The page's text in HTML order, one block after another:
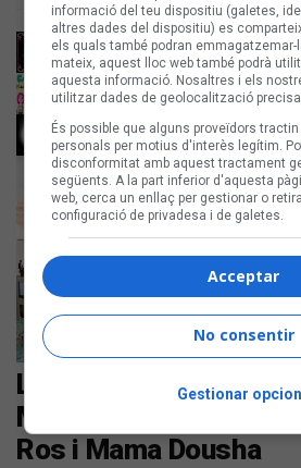
Les noves cançons
Maria Jaume, El Kid,
Ros i Mama Dousha
informació del teu dispositiu (galetes,
altres dades del dispositiu) es
els quals també podran emmagatzemar-
mateix, aquest lloc web també podrà
aquesta informació. Nosaltres i els
utilitzar dades de geolocalització
És possible que alguns proveïdors
personals per motius d'interès legítim.
disconformitat amb aquest tractament
següents. A la part inferior d'aquesta
web, cerca un enllaç per gestionar o
configuració de privadesa i de galetes.
Acceptar
No consentir
Gestionar